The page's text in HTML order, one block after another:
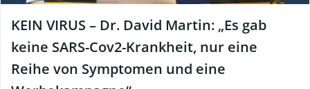
KEIN VIRUS – Dr. David Martin: „Es gab
keine SARS-Cov2-Krankheit, nur eine
Reihe von Symptomen und eine